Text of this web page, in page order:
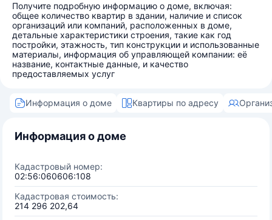
Получите подробную информацию о доме, включая:
общее количество квартир в здании, наличие и список
организаций или компаний, расположенных в доме,
детальные характеристики строения, такие как год
постройки, этажность, тип конструкции и использованные
материалы, информация об управляющей компании: её
название, контактные данные, и качество
предоставляемых услуг
Информация о доме Квартиры по адресу
Информация о доме
Кадастровый номер:
02:56:060606:108
Кадастровая стоимость:
214 296 202,64